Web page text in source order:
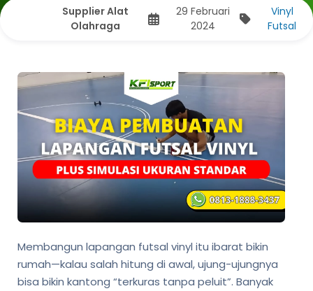
Supplier Alat
Olahraga
29 Februari
2024
Vinyl
Futsal
Membangun lapangan futsal vinyl itu ibarat bikin
rumah—kalau salah hitung di awal, ujung-ujungnya
bisa bikin kantong “terkuras tanpa peluit”. Banyak